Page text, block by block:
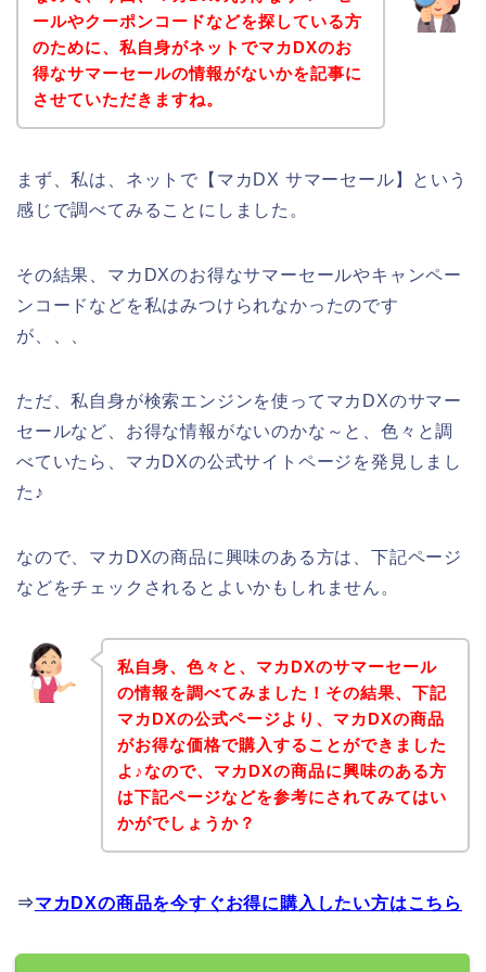
ールやクーポンコードなどを探している方
のために、私自身がネットでマカDXのお
得なサマーセールの情報がないかを記事に
させていただきますね。
まず、私は、ネットで【マカDX サマーセール】という
感じで調べてみることにしました。
その結果、マカDXのお得なサマーセールやキャンペー
ンコードなどを私はみつけられなかったのです
が、、、
ただ、私自身が検索エンジンを使ってマカDXのサマー
セールなど、お得な情報がないのかな～と、色々と調
べていたら、マカDXの公式サイトページを発見しまし
た♪
なので、マカDXの商品に興味のある方は、下記ページ
などをチェックされるとよいかもしれません。
私自身、色々と、マカDXのサマーセール
の情報を調べてみました！その結果、下記
マカDXの公式ページより、マカDXの商品
がお得な価格で購入することができました
よ♪なので、マカDXの商品に興味のある方
は下記ページなどを参考にされてみてはい
かがでしょうか？
⇒マカDXの商品を今すぐお得に購入したい方はこちら